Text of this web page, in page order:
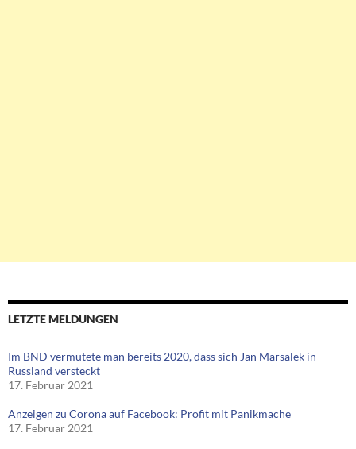
LETZTE MELDUNGEN
Im BND vermutete man bereits 2020, dass sich Jan Marsalek in
Russland versteckt
17. Februar 2021
Anzeigen zu Corona auf Facebook: Profit mit Panikmache
17. Februar 2021